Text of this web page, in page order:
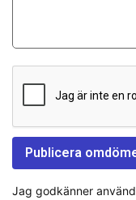
Jag godkänner